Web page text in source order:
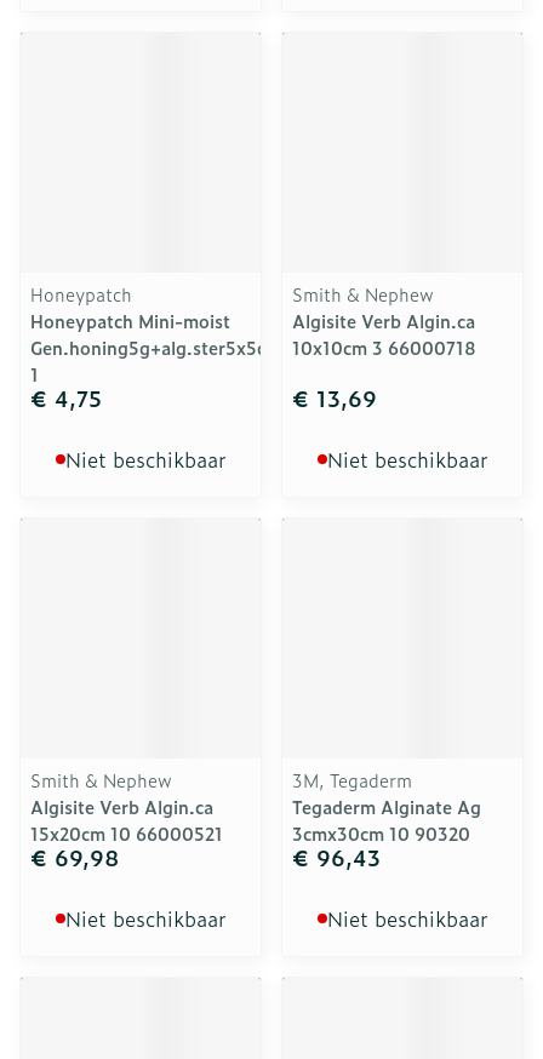
Honeypatch
Honeypatch Mini-moist
Gen.honing5g+alg.ster5x5cm
1
€ 4,75
Niet beschikbaar
Smith & Nephew
Algisite Verb Algin.ca
10x10cm 3 66000718
€ 13,69
Niet beschikbaar
Smith & Nephew
Algisite Verb Algin.ca
15x20cm 10 66000521
€ 69,98
Niet beschikbaar
3M, Tegaderm
Tegaderm Alginate Ag
3cmx30cm 10 90320
€ 96,43
Niet beschikbaar